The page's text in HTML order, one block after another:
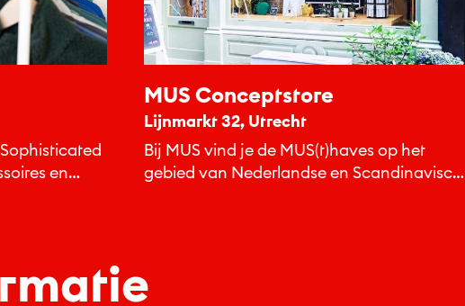
en
MUS Conceptstore
Lijnmarkt 32, Utrecht
Bij MUS vind je de MUS(t)haves op het
gebied van Nederlandse en Scandinavische